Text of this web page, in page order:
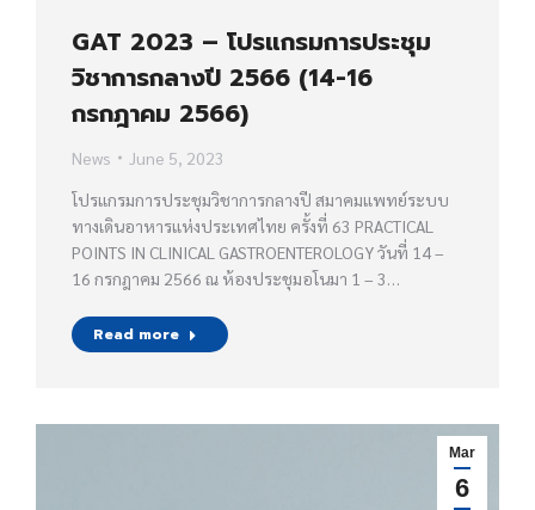
GAT 2023 – โปรแกรมการประชุม
วิชาการกลางปี 2566 (14-16
กรกฎาคม 2566)
News
June 5, 2023
โปรแกรมการประชุมวิชาการกลางปี สมาคมแพทย์ระบบ
ทางเดินอาหารแห่งประเทศไทย ครั้งที่ 63 PRACTICAL
POINTS IN CLINICAL GASTROENTEROLOGY วันที่ 14 –
16 กรกฎาคม 2566 ณ ห้องประชุมอโนมา 1 – 3…
Read more
Mar
6